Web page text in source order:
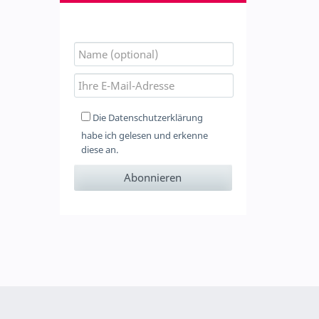
Die Datenschutzerklärung
habe ich gelesen und erkenne
diese an.